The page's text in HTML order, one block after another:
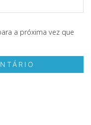
a próxima vez que